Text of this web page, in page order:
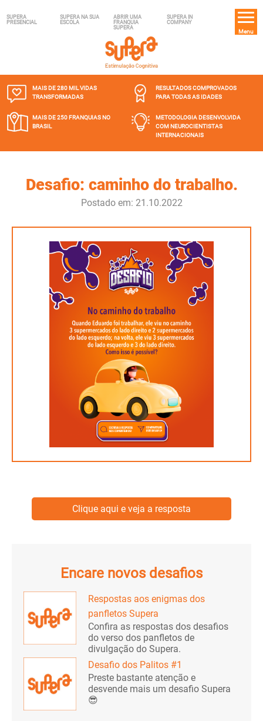
SUPERA
PRESENCIAL
SUPERA NA SUA
ESCOLA
ABRIR UMA
FRANQUIA
SUPERA
SUPERA IN
COMPANY
Menu
MAIS DE 280 MILVIDAS
TRANSFORMADAS
RESULTADOS COMPROVADOS
PARA TODAS AS IDADES
MAIS DE 250 FRANQUIASNO
BRASIL
METODOLOGIA DESENVOLVIDA
COM NEUROCIENTISTAS
INTERNACIONAIS
Desafio: caminho do trabalho.
Postado em: 21.10.2022
Clique aqui e veja a resposta
Encare novos desafios
Respostas aos enigmas dos
panfletos Supera
Confira as respostas dos desafios
do verso dos panfletos de
divulgação do Supera.
Desafio dos Palitos #1
Preste bastante atenção e
desvende mais um desafio Supera
😎